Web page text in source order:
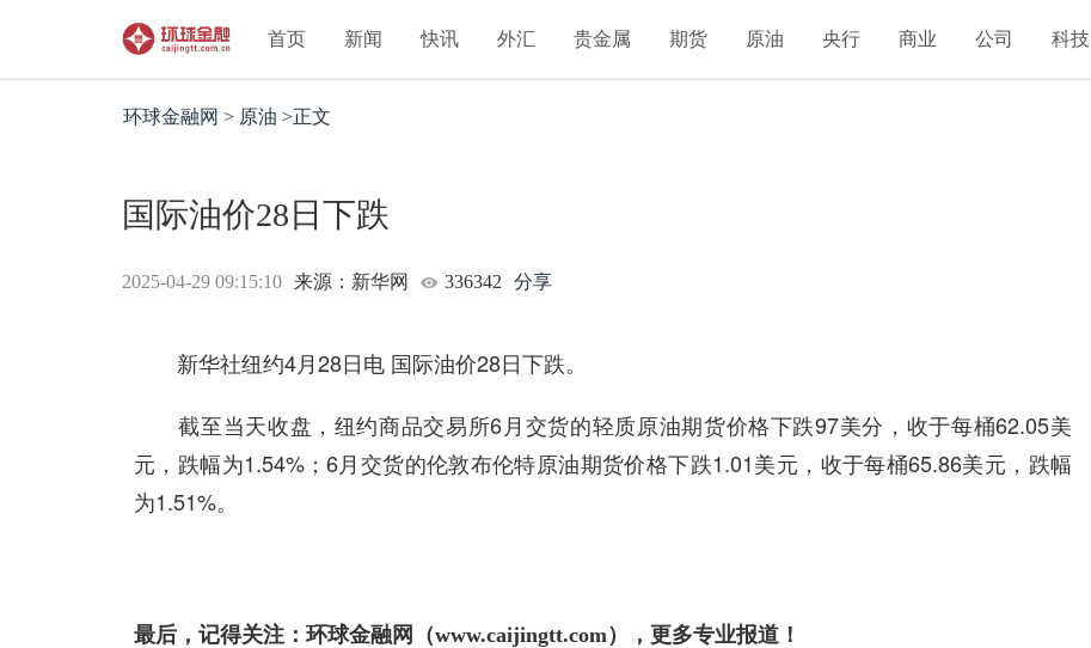
首页 新闻 快讯 外汇 贵金属 期货 原油 央行 商业 公司 科技
环球金融网 > 原油 >正文
国际油价28日下跌
2025-04-29 09:15:10 来源：新华网 336342 分享
新华社纽约4月28日电 国际油价28日下跌。
截至当天收盘，纽约商品交易所6月交货的轻质原油期货价格下跌97美分，收于每桶62.05美
元，跌幅为1.54%；6月交货的伦敦布伦特原油期货价格下跌1.01美元，收于每桶65.86美元，跌幅
为1.51%。
最后，记得关注：环球金融网（www.caijingtt.com），更多专业报道！